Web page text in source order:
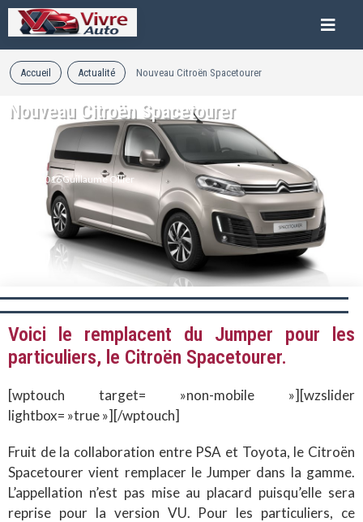
Accueil Actualité Nouveau Citroën Spacetourer
Nouveau Citroën Spacetourer
05/02/2016Guillaume Ollier
Voici le remplacent du Jumper pour les
particuliers, le Citroën Spacetourer.
[wptouch target= »non-mobile »][wzslider
lightbox= »true »][/wptouch]
Fruit de la collaboration entre PSA et Toyota, le Citroën
Spacetourer vient remplacer le Jumper dans la gamme.
L’appellation n’est pas mise au placard puisqu’elle sera
reprise pour la version VU. Pour les particuliers, ce